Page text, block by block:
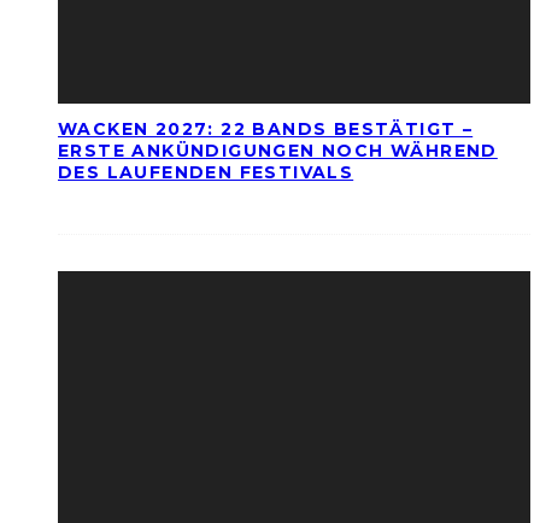
WACKEN 2027: 22 BANDS BESTÄTIGT –
ERSTE ANKÜNDIGUNGEN NOCH WÄHREND
DES LAUFENDEN FESTIVALS